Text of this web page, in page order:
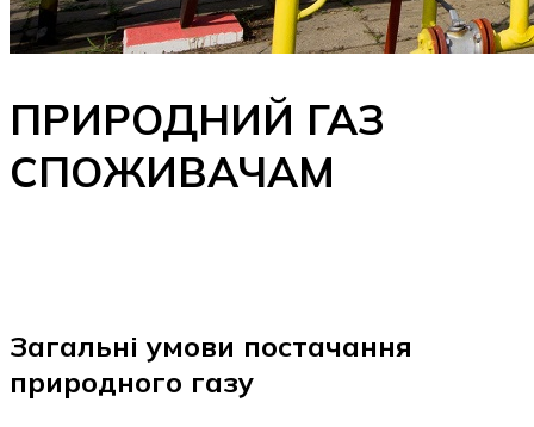
ПРИРОДНИЙ ГАЗ
СПОЖИВАЧАМ
Загальні умови постачання
природного газу